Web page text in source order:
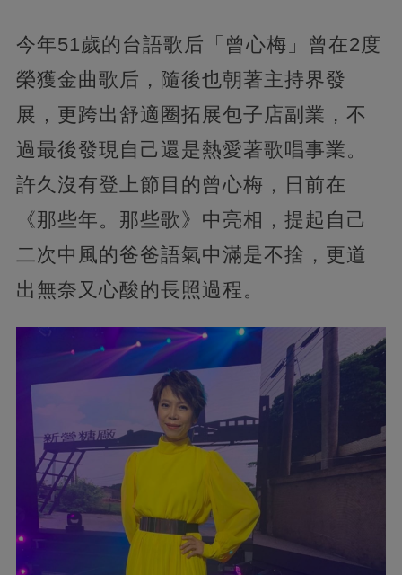
今年51歲的台語歌后「曾心梅」曾在2度
榮獲金曲歌后，隨後也朝著主持界發
展，更跨出舒適圈拓展包子店副業，不
過最後發現自己還是熱愛著歌唱事業。
許久沒有登上節目的曾心梅，日前在
《那些年。那些歌》中亮相，提起自己
二次中風的爸爸語氣中滿是不捨，更道
出無奈又心酸的長照過程。